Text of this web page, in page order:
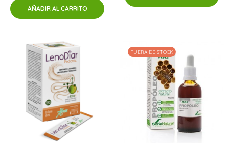
AÑADIR AL CARRITO
FUERA DE STOCK